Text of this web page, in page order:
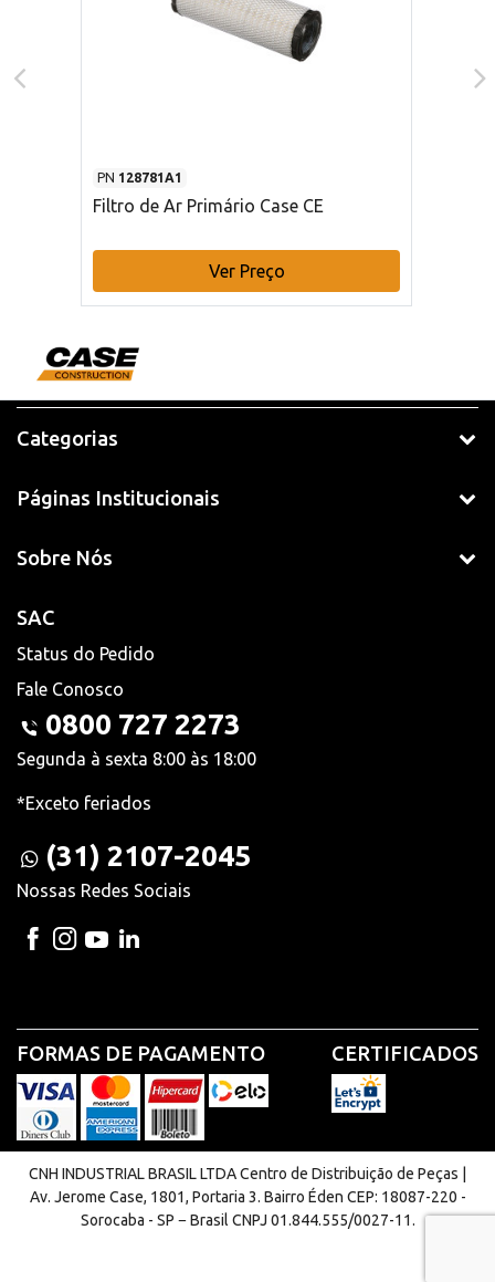
PN 128781A1
Filtro de Ar Primário Case CE
Ver Preço
Categorias
Páginas Institucionais
Sobre Nós
SAC
Status do Pedido
Fale Conosco
0800 727 2273
Segunda à sexta 8:00 às 18:00
*Exceto feriados
(31) 2107-2045
Nossas Redes Sociais
FORMAS DE PAGAMENTO CERTIFICADOS
CNH INDUSTRIAL BRASIL LTDA Centro de Distribuição de Peças |
Av. Jerome Case, 1801, Portaria 3. Bairro Éden CEP: 18087-220 -
Sorocaba - SP − Brasil CNPJ 01.844.555/0027-11.